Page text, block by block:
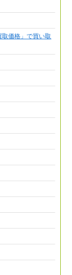
価格」で買い取